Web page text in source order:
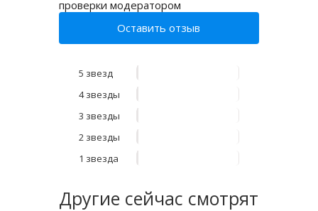
проверки модератором
Оставить отзыв
5 звезд
4 звезды
3 звезды
2 звезды
1 звезда
Другие сейчас смотрят